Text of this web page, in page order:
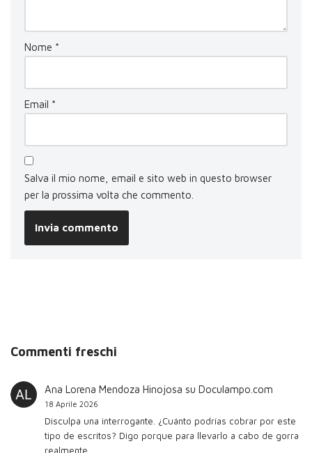
Nome *
Email *
Salva il mio nome, email e sito web in questo browser
per la prossima volta che commento.
Commenti freschi
Ana Lorena Mendoza Hinojosa su Doculampo.com
18 Aprile 2026
Disculpa una interrogante. ¿Cuánto podrías cobrar por este
tipo de escritos? Digo porque para llevarlo a cabo de gorra
realmente…